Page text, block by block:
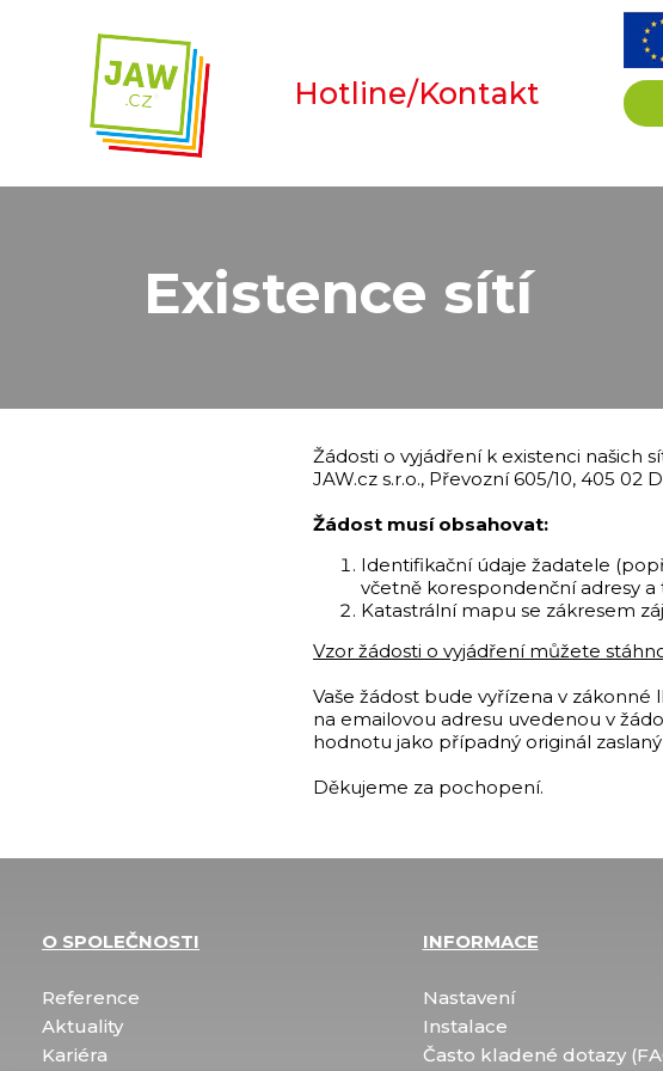
Hotline/Kontakt
Existence sítí
Žádosti o vyjádření k existenci našich
JAW.cz s.r.o., Převozní 605/10, 405 02
Žádost musí obsahovat:
Identifikační údaje žadatele
včetně korespondenční adresy
Katastrální mapu se zákresem
Vzor žádosti o vyjádření můžete
Vaše žádost bude vyřízena v
na emailovou adresu uvedenou v
hodnotu jako případný originál
Děkujeme za pochopení.
O SPOLEČNOSTI
Reference
Aktuality
Kariéra
INFORMACE
Nastavení
Instalace
Často kladené dotazy